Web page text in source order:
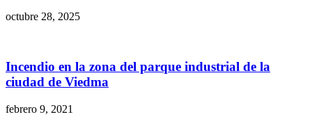
octubre 28, 2025
Incendio en la zona del parque industrial de la
ciudad de Viedma
febrero 9, 2021